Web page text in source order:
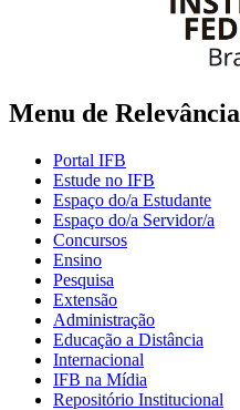
Menu de Relevância
Portal IFB
Estude no IFB
Espaço do/a Estudante
Espaço do/a Servidor/a
Concursos
Ensino
Pesquisa
Extensão
Administração
Educação a Distância
Internacional
IFB na Mídia
Repositório Institucional